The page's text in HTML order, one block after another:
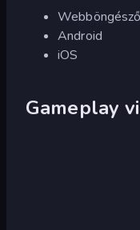
Webböngésző
Android
iOS
Gameplay